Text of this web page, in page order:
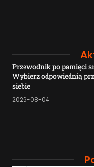
Przewodnik po pamięci
Wybierz odpowiednią
siebie
2026-08-04